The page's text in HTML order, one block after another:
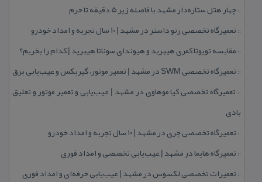
::چهار هتل‌ ستاره‌دار مشهد با فاصله زیر 5 دقیقه تا حرم
:: تعمیرگاه تخصصی رنو داستر در مشهد | ۱۰ سال تجربه و امداد خودرو
:: مقایسه تویوتا كمری هیبرید و هیوندای سوناتا هیبرید | كدام را بخریم؟
:: تعمیرگاه تخصصی SWM در مشهد | تعمیر موتور، گیربكس و عیب‌یابی برق
:: تعمیرگاه تخصصی كیا موهاوی در مشهد | عیب‌یابی و تعمیر موتور و تعلیق
بادی
:: تعمیرگاه تخصصی چری در مشهد | ۱۰ سال تجربه و امداد خودرو
:: تعمیرگاه هایما در مشهد | عیب‌یابی تخصصی و امداد فوری
:: تعمیرات تخصصی لكسوس در مشهد | عیب‌یابی حرفه‌ای و امداد فوری